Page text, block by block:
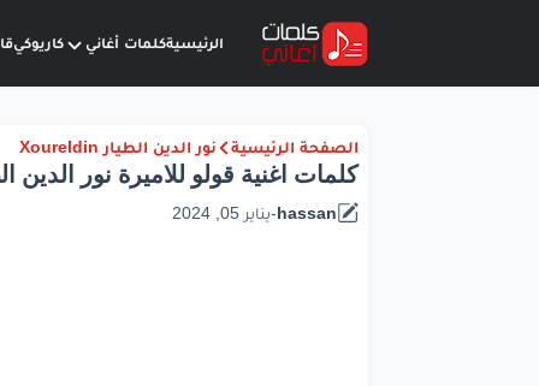
الرئيسيةكلمات أغاني كاريوكي
الصفحة الرئيسية نور الدين الطيار Xoureldin
كلمات اغنية قولو للاميرة نور الدين
hassan
-يناير 05, 2024